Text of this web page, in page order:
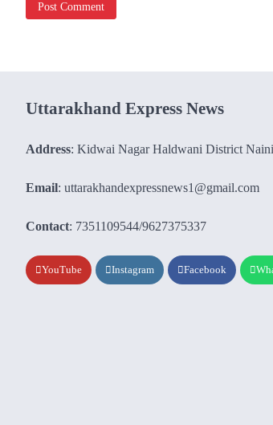
Uttarakhand Express News
Address: Kidwai Nagar Haldwani District
Email: uttarakhandexpressnews1@gmail.com
Contact: 7351109544/9627375337
YouTube Instagram Facebook